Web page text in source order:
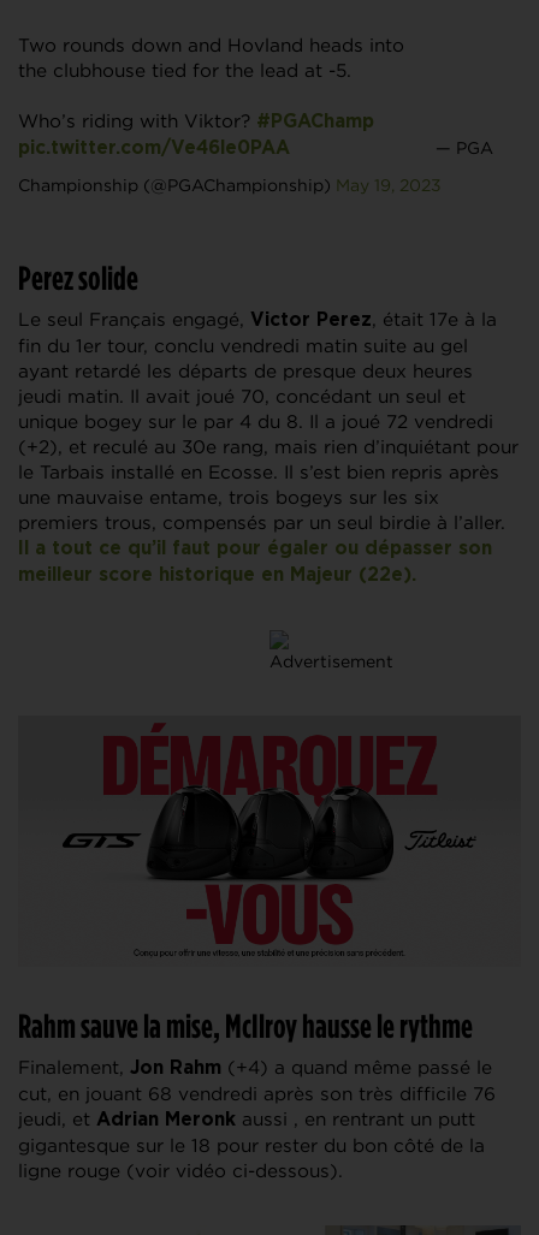
Two rounds down and Hovland heads into
the clubhouse tied for the lead at -5.
Who’s riding with Viktor? #PGAChamp
pic.twitter.com/Ve46le0PAA
— PGA
Championship (@PGAChampionship) May 19, 2023
Perez solide
Le seul Français engagé, Victor Perez, était 17e à la
fin du 1er tour, conclu vendredi matin suite au gel
ayant retardé les départs de presque deux heures
jeudi matin. Il avait joué 70, concédant un seul et
unique bogey sur le par 4 du 8. Il a joué 72 vendredi
(+2), et reculé au 30e rang, mais rien d’inquiétant pour
le Tarbais installé en Ecosse. Il s’est bien repris après
une mauvaise entame, trois bogeys sur les six
premiers trous, compensés par un seul birdie à l’aller.
Il a tout ce qu’il faut pour égaler ou dépasser son
meilleur score historique en Majeur (22e).
Rahm sauve la mise, McIlroy hausse le rythme
Finalement, Jon Rahm (+4) a quand même passé le
cut, en jouant 68 vendredi après son très difficile 76
jeudi, et Adrian Meronk aussi , en rentrant un putt
gigantesque sur le 18 pour rester du bon côté de la
ligne rouge (voir vidéo ci-dessous).